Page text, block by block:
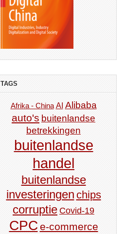
TAGS
Afrika - China AI Alibaba
auto's buitenlandse
betrekkingen
buitenlandse
handel
buitenlandse
investeringen chips
corruptie Covid-19
CPC e-commerce